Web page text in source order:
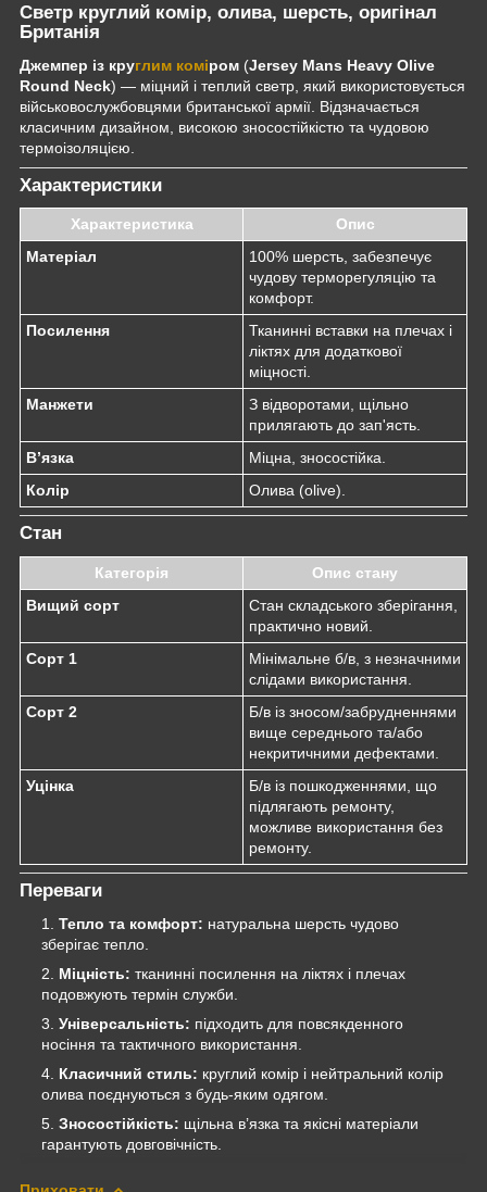
Светр круглий комір, олива, шерсть, оригінал
Британія
Джемпер із круглим коміром (Jersey Mans Heavy Olive
Round Neck) — міцний і теплий светр, який використовується
військовослужбовцями британської армії. Відзначається
класичним дизайном, високою зносостійкістю та чудовою
термоізоляцією.
Характеристики
Характеристика
Опис
Матеріал
100% шерсть, забезпечує
чудову терморегуляцію та
комфорт.
Посилення
Тканинні вставки на плечах і
ліктях для додаткової
міцності.
Манжети
З відворотами, щільно
прилягають до зап'ясть.
В’язка
Міцна, зносостійка.
Колір
Олива (olive).
Стан
Категорія
Опис стану
Вищий сорт
Стан складського зберігання,
практично новий.
Сорт 1
Мінімальне б/в, з незначними
слідами використання.
Сорт 2
Б/в із зносом/забрудненнями
вище середнього та/або
некритичними дефектами.
Уцінка
Б/в із пошкодженнями, що
підлягають ремонту,
можливе використання без
ремонту.
Переваги
Тепло та комфорт: натуральна шерсть чудово
зберігає тепло.
Міцність: тканинні посилення на ліктях і плечах
подовжують термін служби.
Універсальність: підходить для повсякденного
носіння та тактичного використання.
Класичний стиль: круглий комір і нейтральний колір
олива поєднуються з будь-яким одягом.
Зносостійкість: щільна в’язка та якісні матеріали
гарантують довговічність.